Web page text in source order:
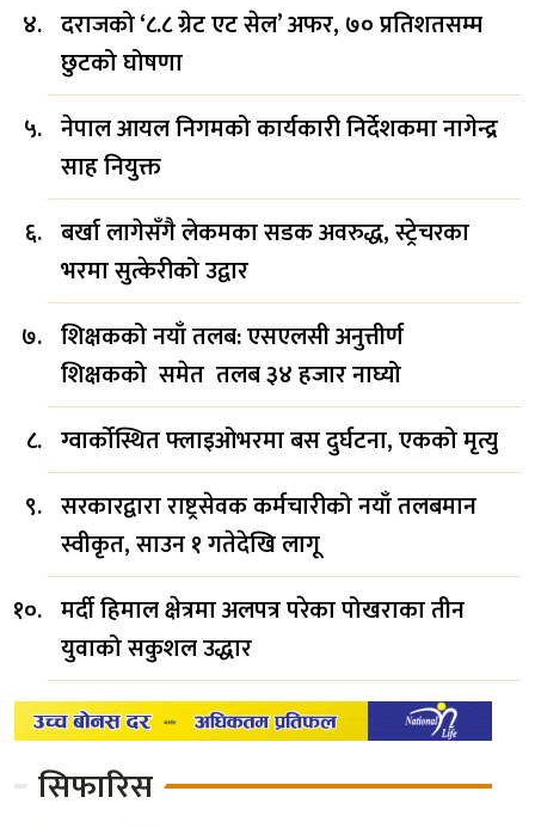
दराजको ‘८.८ ग्रेट एट सेल’ अफर, ७० प्रतिशतसम्म
छुटको घोषणा
नेपाल आयल निगमको कार्यकारी निर्देशकमा नागेन्द्र
साह नियुक्त
बर्खा लागेसँगै लेकमका सडक अवरुद्ध, स्ट्रेचरका
भरमा सुत्केरीको उद्वार
शिक्षकको नयाँ तलब: एसएलसी अनुत्तीर्ण
शिक्षकको समेत तलब ३४ हजार नाघ्यो
ग्वार्कोस्थित फ्लाइओभरमा बस दुर्घटना, एकको मृत्यु
सरकारद्वारा राष्ट्रसेवक कर्मचारीको नयाँ तलबमान
स्वीकृत, साउन १ गतेदेखि लागू
मर्दी हिमाल क्षेत्रमा अलपत्र परेका पोखराका तीन
युवाको सकुशल उद्धार
सिफारिस